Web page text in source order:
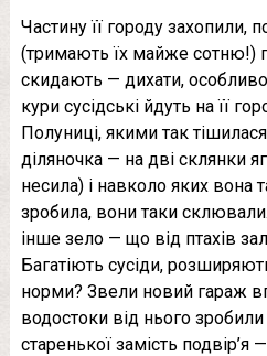
Частину її городу захопили,
(тримають їх майже сотню!)
скидають — дихaти,
кури сусідські йдуть на її
Полуниці, якими так
діляночка — на дві склянки
несила) і навколо яких вона
зробила, вони таки
інше зело — що від птахів
Багатіють сусіди,
норми? Звели новий гараж
водостоки від нього
старенької замість подвір’я